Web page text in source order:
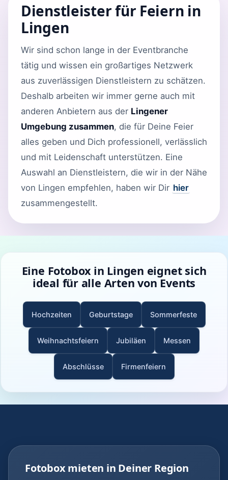
Dienstleister für Feiern in
Lingen
Wir sind schon lange in der Eventbranche
tätig und wissen ein großartiges Netzwerk
aus zuverlässigen Dienstleistern zu schätzen.
Deshalb arbeiten wir immer gerne auch mit
anderen Anbietern aus der Lingener
Umgebung zusammen, die für Deine Feier
alles geben und Dich professionell, verlässlich
und mit Leidenschaft unterstützen. Eine
Auswahl an Dienstleistern, die wir in der Nähe
von Lingen empfehlen, haben wir Dir hier
zusammengestellt.
Eine Fotobox in Lingen eignet sich
ideal für alle Arten von Events
Hochzeiten Geburtstage Sommerfeste
Weihnachtsfeiern Jubiläen Messen
Abschlüsse Firmenfeiern
Fotobox mieten in Deiner Region